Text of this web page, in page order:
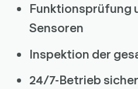
Funktionsprüfung
Sensoren
Inspektion der
24/7-Betrieb